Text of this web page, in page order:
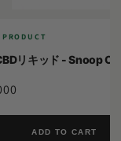
PRODUCT
リキッド - Snoop
ADD TO CART